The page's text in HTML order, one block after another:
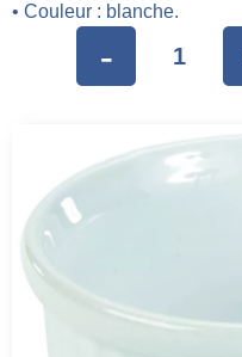
• Couleur : blanche.
-